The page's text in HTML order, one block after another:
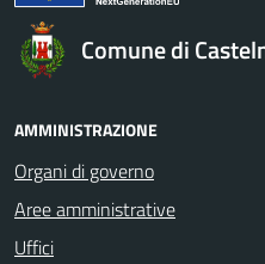
Comune di
AMMINISTRAZIONE
Organi di governo
Aree amministrative
Uffici